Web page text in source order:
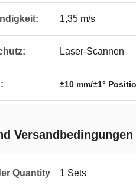
1,35 m/s
Laser-Scannen
±10 mm/±1°
Versandbedingungen
Quantity 1 Sets